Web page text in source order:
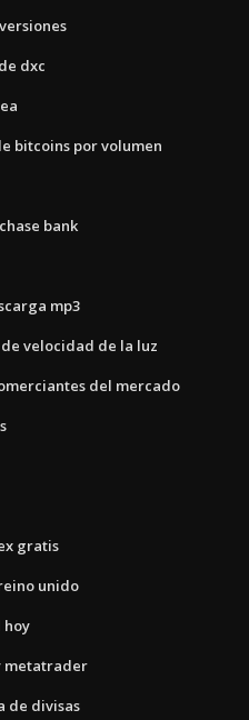
dxc
bitcoins por volumen
bank
mp3
velocidad de la luz
del mercado
gratis
unido
hoy
metatrader
de divisas